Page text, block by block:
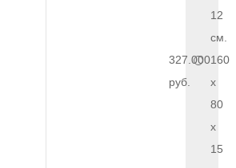
12
см.
327.000
руб.
160
x
80
x
15